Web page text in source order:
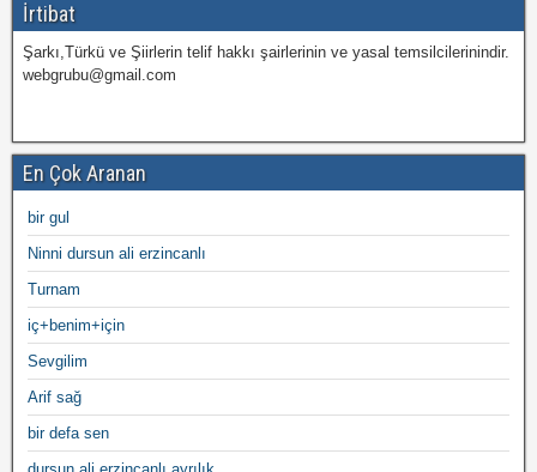
İrtibat
Şarkı,Türkü ve Şiirlerin telif hakkı şairlerinin ve yasal temsilcilerinindir.
webgrubu@gmail.com
En Çok Aranan
bir gul
Ninni dursun ali erzincanlı
Turnam
iç+benim+için
Sevgilim
Arif sağ
bir defa sen